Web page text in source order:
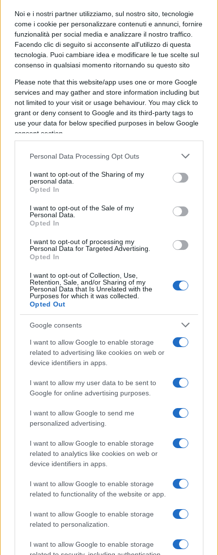
Noi e i nostri partner utilizziamo, sul nostro sito, tecnologie
come i cookie per personalizzare contenuti e annunci, fornire
funzionalità per social media e analizzare il nostro traffico.
Facendo clic di seguito si acconsente all'utilizzo di questa
tecnologia. Puoi cambiare idea e modificare le tue scelte sul
consenso in qualsiasi momento ritornando su questo sito
Please note that this website/app uses one or more Google
services and may gather and store information including but
not limited to your visit or usage behaviour. You may click to
grant or deny consent to Google and its third-party tags to
use your data for below specified purposes in below Google
consent section.
Personal Data Processing Opt Outs
I want to opt-out of the Sharing of my
personal data.
Opted In
I want to opt-out of the Sale of my
Personal Data.
Opted In
I want to opt-out of processing my
Personal Data for Targeted Advertising.
Opted In
I want to opt-out of Collection, Use,
Retention, Sale, and/or Sharing of my
Personal Data that Is Unrelated with the
Purposes for which it was collected.
Opted Out
Google consents
I want to allow Google to enable storage
related to advertising like cookies on web or
device identifiers in apps.
I want to allow my user data to be sent to
Google for online advertising purposes.
I want to allow Google to send me
personalized advertising.
I want to allow Google to enable storage
related to analytics like cookies on web or
device identifiers in apps.
I want to allow Google to enable storage
related to functionality of the website or app.
I want to allow Google to enable storage
related to personalization.
I want to allow Google to enable storage
tenuta nella notte tra il 7 e l’8 marzo nella quale si
annunciavano, con ritardo e con previa fuga di
notizie, misure straordinarie per la Lombardia e
per altre aree del Nord Italia. Da quel momento la
comunicazione di crisi del governo si è
ulteriormente involuta. Panico, confusione e
spaesamento si sono susseguiti alimentando
tragicamente la perversa macchina comunicativa
congeniata dall’ex concorrente del Grande Fratello
caratteristiche principali, a cui si sommano le
gravi carenze decisionali di Conte.
Certo, nell’intervento di sabato sera questi ha
usato un lessico appropriato e istituzionale,
sono state solenni ed equilibrate. Ma non è
riuscito a far passare con chiarezza quali attività
dovranno interrompersi. Il presidente del
Consiglio è rimasto ancora troppo nel vago, senza
incidere con un messaggio preciso e puntuale. Un
errore di questo genere è imperdonabile dopo le
comunicazioni delle scorse settimane, in cui sia i
toni che i contenuti erano stati del tutto
inappropriati per un’emergenza di tali dimensioni.
Non bisogna poi dimenticare un aspetto
apparentemente formale, ma che tanto formale
non è. Il metodo Casalino prevede lo
dirette Facebooksono state semplicemente delle
comunicazioni e non delle conferenze stampa.
domande sui provvedimenti. La diretta
Facebook
è configurata come il mezzo più rapido per
eludere la stampa, spesso sgradita al portavoce
del premier, e per parlare direttamente agli
italiani. Stratagemma che fa il paio con la
chiusura del Parlamento e lo strapotere